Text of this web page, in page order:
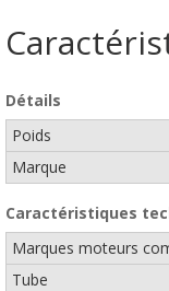
Détails
Poids
Marque
Caractéristiques
Marques moteurs
Tube